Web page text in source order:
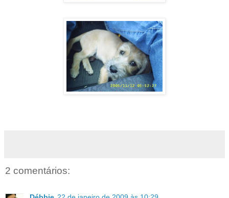
2 comentários: